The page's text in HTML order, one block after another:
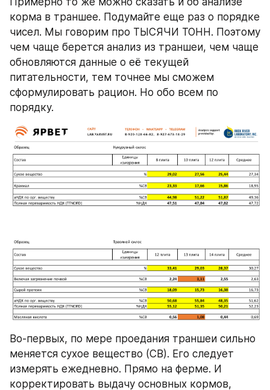
корма в траншее. Подумайте еще раз о порядке
чисел. Мы говорим про ТЫСЯЧИ ТОНН. Поэтому
чем чаще берется анализ из траншеи, чем чаще
обновляются данные о её текущей
питательности, тем точнее мы сможем
сформулировать рацион. Но обо всем по
порядку.
Во-первых, по мере проедания траншеи сильно
меняется сухое вещество (СВ). Его следует
измерять ежедневно. Прямо на ферме. И
корректировать выдачу основных кормов,